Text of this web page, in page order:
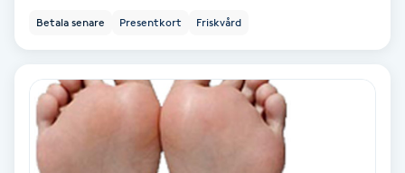
Samtalsterapi
Senioryoga
Betala senare Presentkort Friskvård